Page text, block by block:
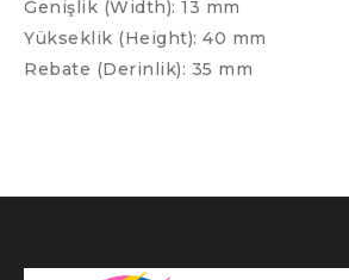
Genişlik (Width): 13 mm
Yükseklik (Height): 40 mm
Rebate (Derinlik): 35 mm